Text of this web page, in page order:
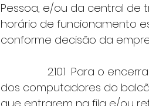
Pessoa, e/ou da central de
horário de funcionamento
conforme decisão da
dos computadores do